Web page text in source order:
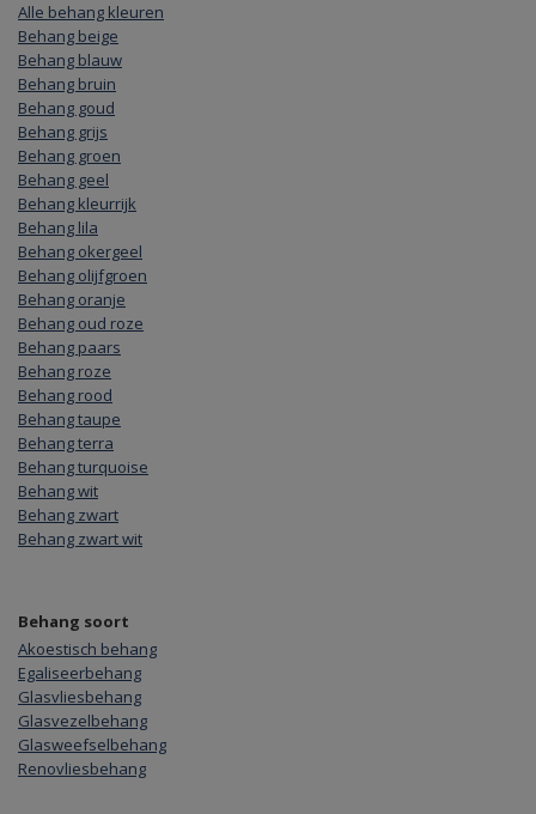
Alle behang kleuren
Behang beige
Behang blauw
Behang bruin
Behang goud
Behang grijs
Behang groen
Behang geel
Behang kleurrijk
Behang lila
Behang okergeel
Behang olijfgroen
Behang oranje
Behang oud roze
Behang paars
Behang roze
Behang rood
Behang taupe
Behang terra
Behang turquoise
Behang wit
Behang zwart
Behang zwart wit
Behang soort
Akoestisch behang
Egaliseerbehang
Glasvliesbehang
Glasvezelbehang
Glasweefselbehang
Renovliesbehang